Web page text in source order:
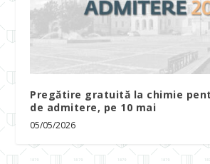
Pregătire gratuită la chimie
de admitere, pe 10 mai
05/05/2026